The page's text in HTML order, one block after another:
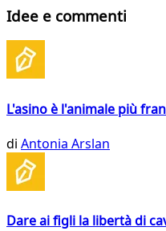
Idee e commenti
L'asino è l'animale più
di Antonia Arslan
Dare ai figli la libertà di